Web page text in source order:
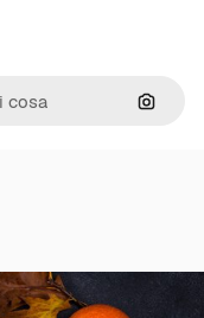
Cerca